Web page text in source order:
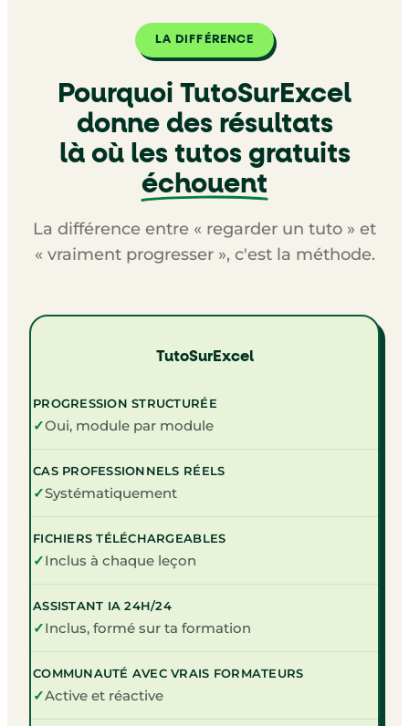
LA DIFFÉRENCE
Pourquoi TutoSurExcel
donne des résultats
là où les tutos gratuits
échouent
La différence entre « regarder un tuto » et
« vraiment progresser », c'est la méthode.
TutoSurExcel
PROGRESSION STRUCTURÉE
✓Oui, module par module
CAS PROFESSIONNELS RÉELS
✓Systématiquement
FICHIERS TÉLÉCHARGEABLES
✓Inclus à chaque leçon
ASSISTANT IA 24H/24
✓Inclus, formé sur ta formation
COMMUNAUTÉ AVEC VRAIS FORMATEURS
✓Active et réactive